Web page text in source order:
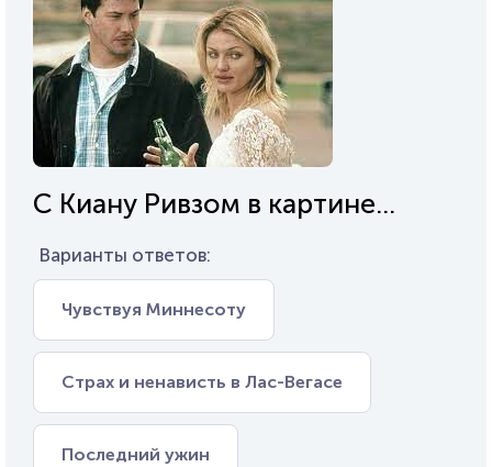
С Киану Ривзом в картине...
Варианты ответов:
Чувствуя Миннесоту
Страх и ненависть в Лас-Вегасе
Последний ужин